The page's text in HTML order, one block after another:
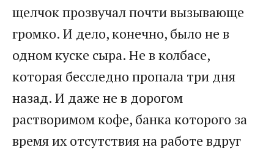
щелчок прозвучал почти вызывающе
громко. И дело, конечно, было не в
одном куске сыра. Не в колбасе,
которая бесследно пропала три дня
назад. И даже не в дорогом
растворимом кофе, банка которого за
время их отсутствия на работе вдруг